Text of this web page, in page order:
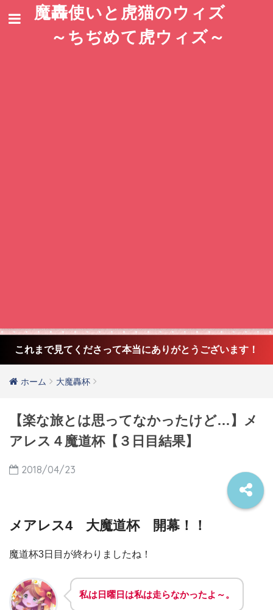
魔轟使いと虎猫のウィズ
～ちぢめて虎ウィズ～
これまで見てくださって本当にありがとうございます！
ホーム 大魔轟杯
【楽な旅とは思ってなかったけど…】メ
アレス４魔道杯【３日目結果】
2018/04/23
メアレス4 大魔道杯 開幕！！
魔道杯3日目が終わりましたね！
私は日曜日は私は走らなかったよ～。